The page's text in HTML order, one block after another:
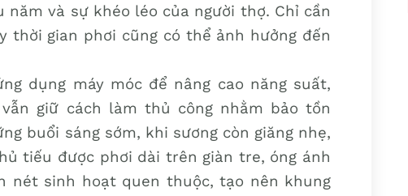
và sự khéo léo của người thợ. Chỉ cần
thời gian phơi cũng có thể ảnh hưởng đến
dụng máy móc để nâng cao năng suất,
giữ cách làm thủ công nhằm bảo tồn
buổi sáng sớm, khi sương còn giăng nhẹ,
tiếu được phơi dài trên giàn tre, óng ánh
nét sinh hoạt quen thuộc, tạo nên khung